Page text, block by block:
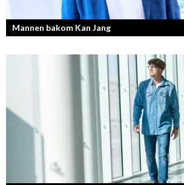
Mannen bakom Kan Jang
Georg Wikman är grundaren bakom
Jang, Chisan och nya Adapt-serien.